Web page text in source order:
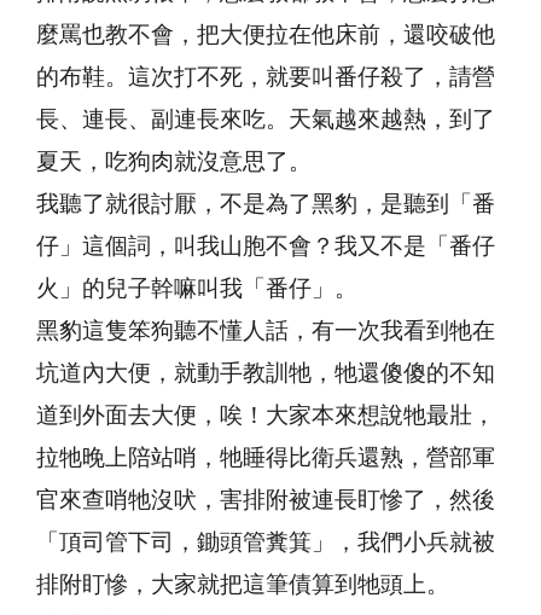
麼罵也教不會，把大便拉在他床前，還咬破他
的布鞋。這次打不死，就要叫番仔殺了，請營
長、連長、副連長來吃。天氣越來越熱，到了
夏天，吃狗肉就沒意思了。
我聽了就很討厭，不是為了黑豹，是聽到「番
仔」這個詞，叫我山胞不會？我又不是「番仔
火」的兒子幹嘛叫我「番仔」。
黑豹這隻笨狗聽不懂人話，有一次我看到牠在
坑道內大便，就動手教訓牠，牠還傻傻的不知
道到外面去大便，唉！大家本來想說牠最壯，
拉牠晚上陪站哨，牠睡得比衛兵還熟，營部軍
官來查哨牠沒吠，害排附被連長盯慘了，然後
「頂司管下司，鋤頭管糞箕」，我們小兵就被
排附盯慘，大家就把這筆債算到牠頭上。